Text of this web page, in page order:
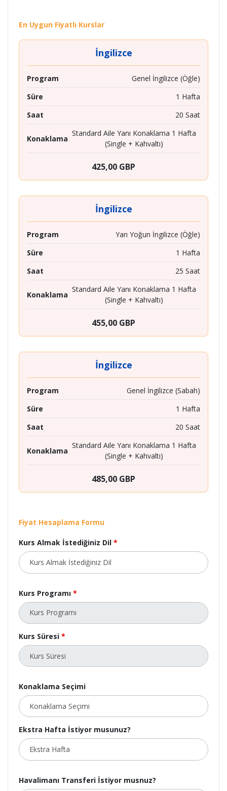
En Uygun Fiyatlı Kurslar
İngilizce
Program
Genel İngilizce (Öğle)
Süre
1 Hafta
Saat
20 Saat
Konaklama
Standard Aile Yanı Konaklama 1 Hafta
(Single + Kahvaltı)
425,00 GBP
İngilizce
Program
Yarı Yoğun İngilizce (Öğle)
Süre
1 Hafta
Saat
25 Saat
Konaklama
Standard Aile Yanı Konaklama 1 Hafta
(Single + Kahvaltı)
455,00 GBP
İngilizce
Program
Genel İngilizce (Sabah)
Süre
1 Hafta
Saat
20 Saat
Konaklama
Standard Aile Yanı Konaklama 1 Hafta
(Single + Kahvaltı)
485,00 GBP
Fiyat Hesaplama Formu
Kurs Almak İstediğiniz Dil *
Kurs Programı *
Kurs Süresi *
Konaklama Seçimi
Ekstra Hafta İstiyor musunuz?
Havalimanı Transferi İstiyor musnuz?